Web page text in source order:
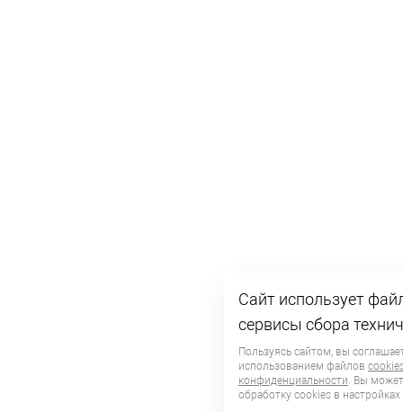
Сайт использует
сервисы сбора
Пользуясь сайтом, вы
использованием файлов
конфиденциальности. Вы
обработку сookies в настройках